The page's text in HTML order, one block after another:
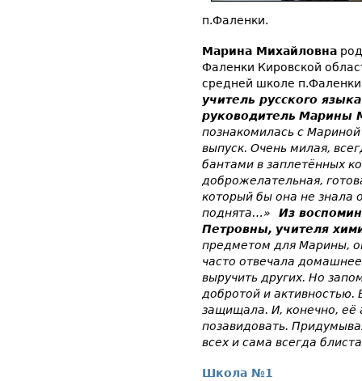
п.Фаленки.
Марина Михайловна
Фаленки Кировской
средней школе
учитель русского
руководитель Марины
познакомилась с
выпуск. Очень милая,
бантами в заплетённых
доброжелательная,
который бы она не знала
поднята…»
Из
Петровны, учителя
предметом для Марины,
часто отвечала
выручить других. Но
добротой и активностью.
защищала. И, конечно, её
позавидовать.
всех и сама всегда
Школа №1